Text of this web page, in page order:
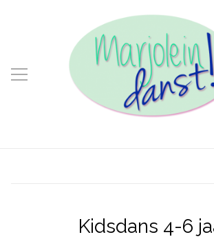
Kidsdans 4-6